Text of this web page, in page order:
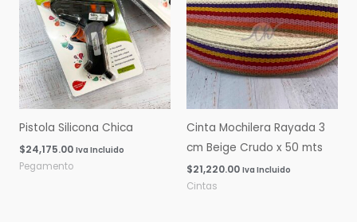
Pistola Silicona Chica
$24,175.00 Iva Incluido
Pegamento
Cinta Mochilera Rayada 3
cm Beige Crudo x 50 mts
$21,220.00 Iva Incluido
Cintas